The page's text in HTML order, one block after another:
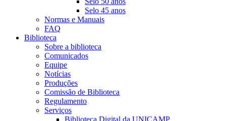
Selo 45 anos
Normas e Manuais
FAQ
Biblioteca
Sobre a biblioteca
Comunicados
Equipe
Notícias
Produções
Comissão de Biblioteca
Regulamento
Serviços
Biblioteca Digital da UNICAMP